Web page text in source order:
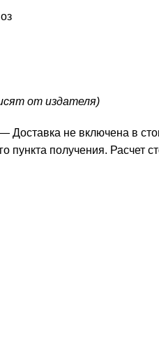
от издателя)
Доставка не включена в
получения. Расчет